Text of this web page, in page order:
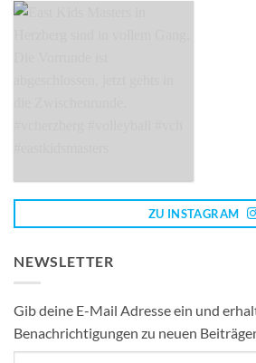
ZU INSTAGRAM
NEWSLETTER
Gib deine E-Mail Adresse ein und
Benachrichtigungen zu neuen